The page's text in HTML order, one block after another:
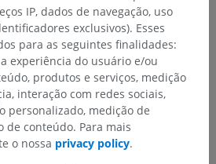
IP, dados de navegação, uso
exclusivos). Esses
para as seguintes finalidades:
experiência do usuário e/ou
produtos e serviços, medição
interação com redes sociais,
personalizado, medição de
de conteúdo. Para mais
o nossa privacy policy.